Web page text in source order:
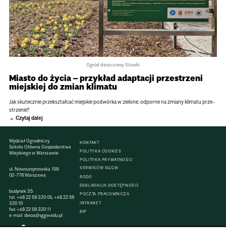
Ogród deszczowy Stawki
Mia­sto do życia – przy­kład adap­ta­cji prze­strzeni
miej­skiej do zmian kli­matu
Jak sku­tecz­nie prze­kształ­cać miej­skie podwórka w zie­lone, odporne na zmiany kli­matu prze­
strzenie?
Czytaj dalej
Wydział Ogrodniczy
Szkoła Główna Gospodarstwa
Wiejskiego w Warszawie
ul. Nowoursynowska 159
02-776 Warszawa
budynek 35
tel. +48 22 59 320 05, +48 22 59
320 10
fax +48 22 59 320 11
e-mail:dwoa@sggw.edu.pl
KONTAKT
POLITYKA COOKIES
POLITYKA PRYWATNOŚCI
SERWISÓW SGGW
RODO
DEKLARACJA DOSTĘPNOŚCI
POCZTA PRACOWNICZA
INTRANET
BIP